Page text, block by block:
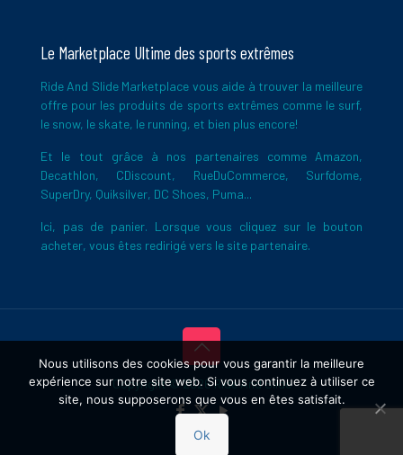
Le Marketplace Ultime des sports extrêmes
Ride And Slide Marketplace vous aide à trouver la meilleure
offre pour les produits de sports extrêmes comme le surf,
le snow, le skate, le running, et bien plus encore!
Et le tout grâce à nos partenaires comme Amazon,
Decathlon, CDiscount, RueDuCommerce, Surfdome,
SuperDry, Quiksilver, DC Shoes, Puma...
Ici, pas de panier. Lorsque vous cliquez sur le bouton
acheter, vous êtes redirigé vers le site partenaire.
Copyright © 2026 Ride And Slide
Nous utilisons des cookies pour vous garantir la meilleure
expérience sur notre site web. Si vous continuez à utiliser ce
site, nous supposerons que vous en êtes satisfait.
Ok